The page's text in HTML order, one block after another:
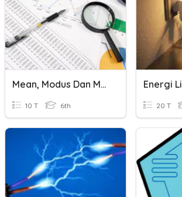
Mean, Modus Dan Median
10 T 6th 20 T